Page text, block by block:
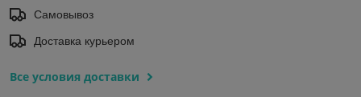
Самовывоз
Доставка курьером
Все условия доставки